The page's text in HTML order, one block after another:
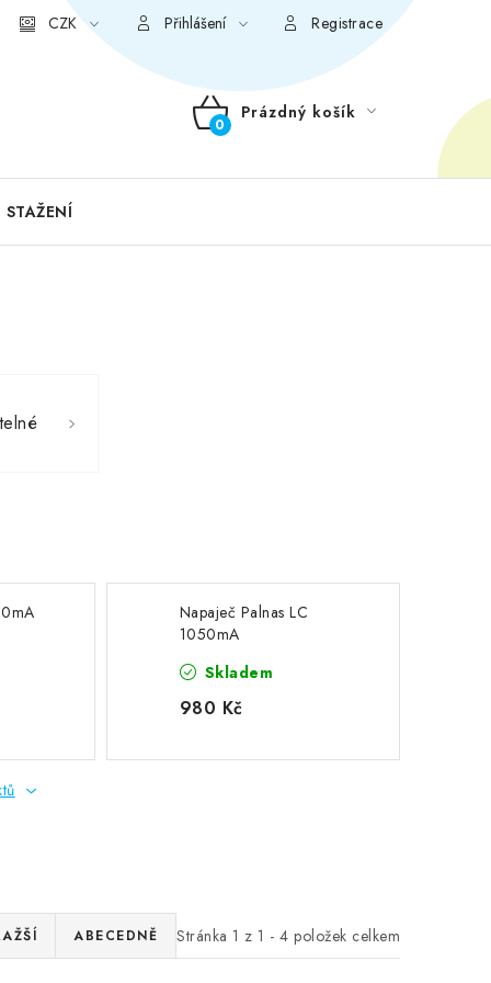
CZK Přihlášení Registrace
NÁKUPNÍ
Prázdný košík
STAŽENÍ
Napaječ Palnas LC
1050mA
Skladem
980 Kč
Stránka 1 z 1 - 4 položek celkem
ABECEDNĚ